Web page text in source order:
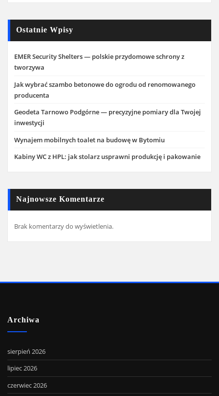
Ostatnie Wpisy
EMER Security Shelters — polskie przydomowe schrony z
tworzywa
Jak wybrać szambo betonowe do ogrodu od renomowanego
producenta
Geodeta Tarnowo Podgórne — precyzyjne pomiary dla Twojej
inwestycji
Wynajem mobilnych toalet na budowę w Bytomiu
Kabiny WC z HPL: jak stolarz usprawni produkcję i pakowanie
Najnowsze Komentarze
Brak komentarzy do wyświetlenia.
Archiwa
sierpień 2026
lipiec 2026
czerwiec 2026